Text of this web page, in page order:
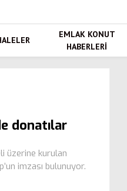
EMLAK KONUT
HABERLERI
donatılar
üzerine kurulan
imzası bulunuyor.